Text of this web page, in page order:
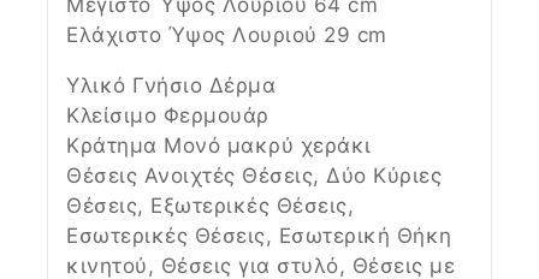
Ελάχιστο Ύψος Λουριού 29 cm
Υλικό Γνήσιο Δέρμα
Κλείσιμο Φερμουάρ
Κράτημα Μονό μακρύ χεράκι
Θέσεις Ανοιχτές Θέσεις, Δύο Κύριες
Θέσεις, Εξωτερικές Θέσεις,
Εσωτερικές Θέσεις, Εσωτερική Θήκη
κινητού, Θέσεις για στυλό, Θέσεις με